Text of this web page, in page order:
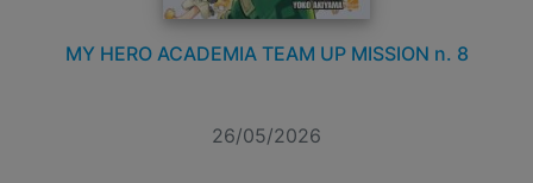
MY HERO ACADEMIA TEAM UP MISSION n. 8
26/05/2026